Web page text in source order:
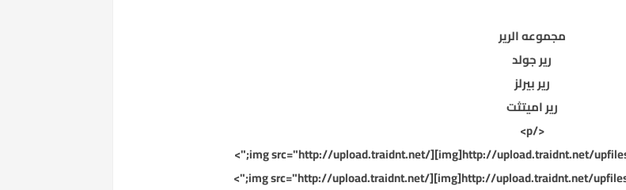
مجموعه الرير
رير جولد
رير بيرلز
رير اميتثت
</p>